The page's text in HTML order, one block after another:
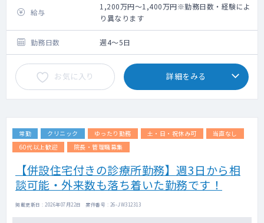
数 20～30名/コマ
※勤務開始時は10～20名ずつくらいからスタ
ートし、徐々に患者さんがついて来るような
形です。
※主な症例：尿路感染症・肺炎・高齢者の慢
性疾患
■病棟：受け持ち患者数 20～30人※要相談
■当直：1名体制 平日3万円/土日祝4万円
土13時～18時3万円 日祝9時～18時6万円
給与
1,200万円～1,400万円※勤務日数・経験によ
り異なります
勤務日数 週4～5日
お気に入り 詳細をみる
常勤 クリニック ゆったり勤務 土・日・祝休み可
当直なし
60代以上歓迎
院長・管理職募集
【併設住宅付きの診療所勤務】週3日から相
談可能・外来数も落ち着いた勤務です！
掲載更新日 : 2026年07月22日 案件番号 : 26-JW312313